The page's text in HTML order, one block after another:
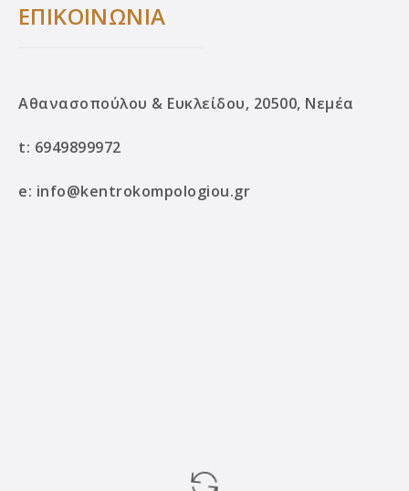
ΕΠΙΚΟΙΝΩΝΙΑ
Αθανασοπούλου & Ευκλείδου, 20500, Νεμέα
t: 6949899972
e: info@kentrokompologiou.gr